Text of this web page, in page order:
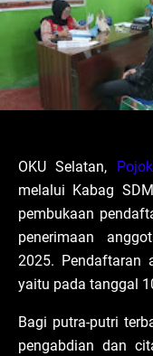
OKU Selatan,
melalui Kabag
pembukaan
penerimaan
2025. Pendaftaran
yaitu pada tanggal
Bagi putra-putri
pengabdian dan